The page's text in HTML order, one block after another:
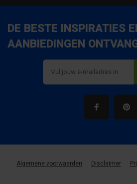
DE BESTE INSPIRATIES
AANBIEDINGEN
Algemene voorwaarden Disclaimer